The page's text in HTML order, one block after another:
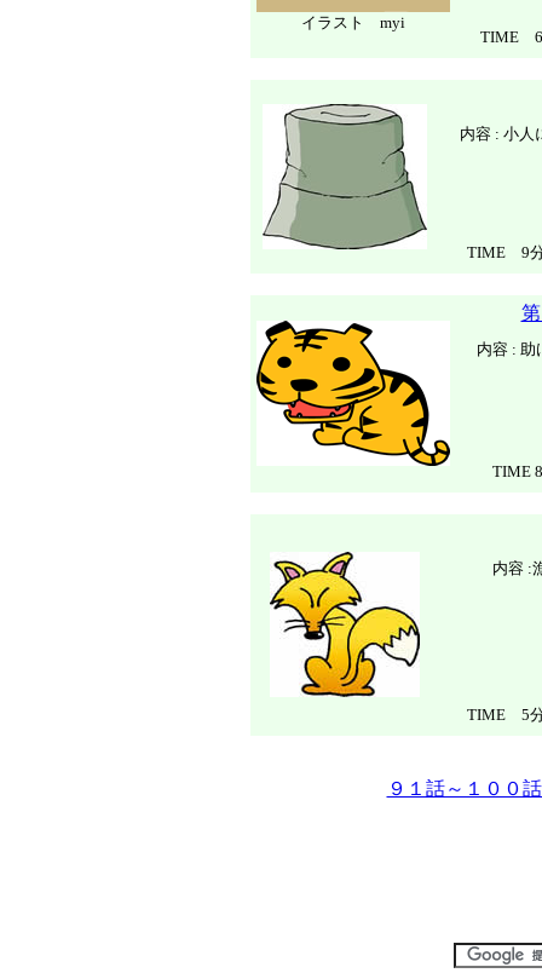
イラスト myi
TIME 6
内容 : 小人
TIME 9
内容 : 助
TIME
内容 :
TIME 5
９１話～１００